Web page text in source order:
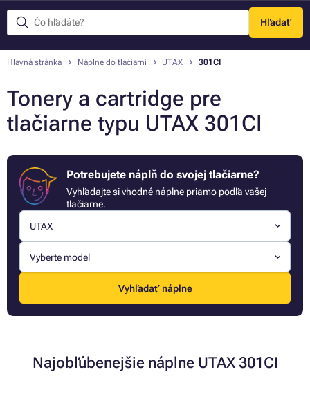
Hľadať
Menu
Hlavná stránka Náplne do tlačiarní UTAX 301CI
Tonery a cartridge pre
tlačiarne typu UTAX 301CI
Potrebujete náplň do svojej tlačiarne?
Vyhľadajte si vhodné náplne priamo podľa vašej
tlačiarne.
UTAX
Vyberte model
Vyhľadať náplne
Najobľúbenejšie náplne UTAX 301CI